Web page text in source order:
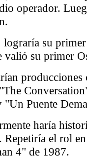
operador.
lograría su
valió su primer
"Un Puente
haría
Repetiría el rol
4" de 1987.